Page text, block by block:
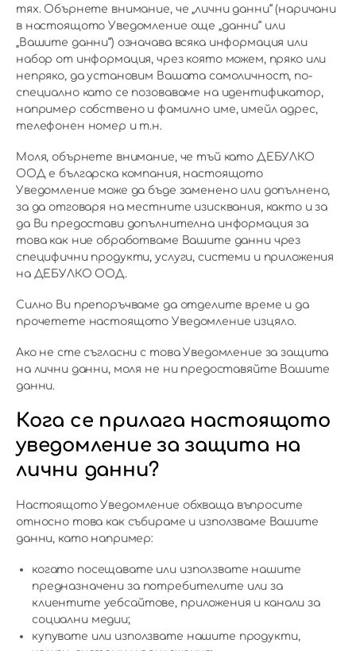
тях. Обърнете внимание, че „лични данни“ (наричани
в настоящото Уведомление още „данни“ или
„Вашите данни“) означава всяка информация или
набор от информация, чрез която можем, пряко или
непряко, да установим Вашата самоличност, по-
специално като се позоваваме на идентификатор,
например собствено и фамилно име, имейл адрес,
телефонен номер и т.н.
Моля, обърнете внимание, че тъй като ДЕБУЛКО
ООД е българска компания, настоящото
Уведомление може да бъде заменено или допълнено,
за да отговаря на местните изисквания, както и за
да Ви предостави допълнителна информация за
това как ние обработваме Вашите данни чрез
специфични продукти, услуги, системи и приложения
на ДЕБУЛКО ООД.
Силно Ви препоръчваме да отделите време и да
прочетете настоящото Уведомление изцяло.
Ако не сте съгласни с това Уведомление за защита
на лични данни, моля не ни предоставяйте Вашите
данни.
Кога се прилага настоящото
уведомление за защита на
лични данни?
Настоящото Уведомление обхваща въпросите
относно това как събираме и използваме Вашите
данни, като например:
когато посещавате или използвате нашите
предназначени за потребителите или за
клиентите уебсайтове, приложения и канали за
социални медии;
купувате или използвате нашите продукти,